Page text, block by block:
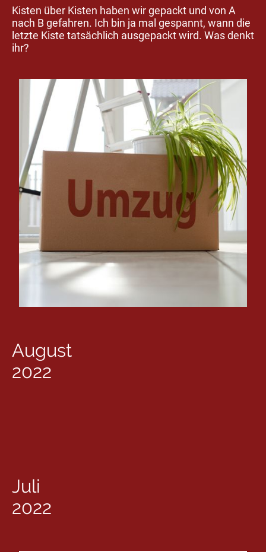
Kisten über Kisten haben wir gepackt und von A
nach B gefahren. Ich bin ja mal gespannt, wann die
letzte Kiste tatsächlich ausgepackt wird. Was denkt
ihr?
August
2022
Juli
2022